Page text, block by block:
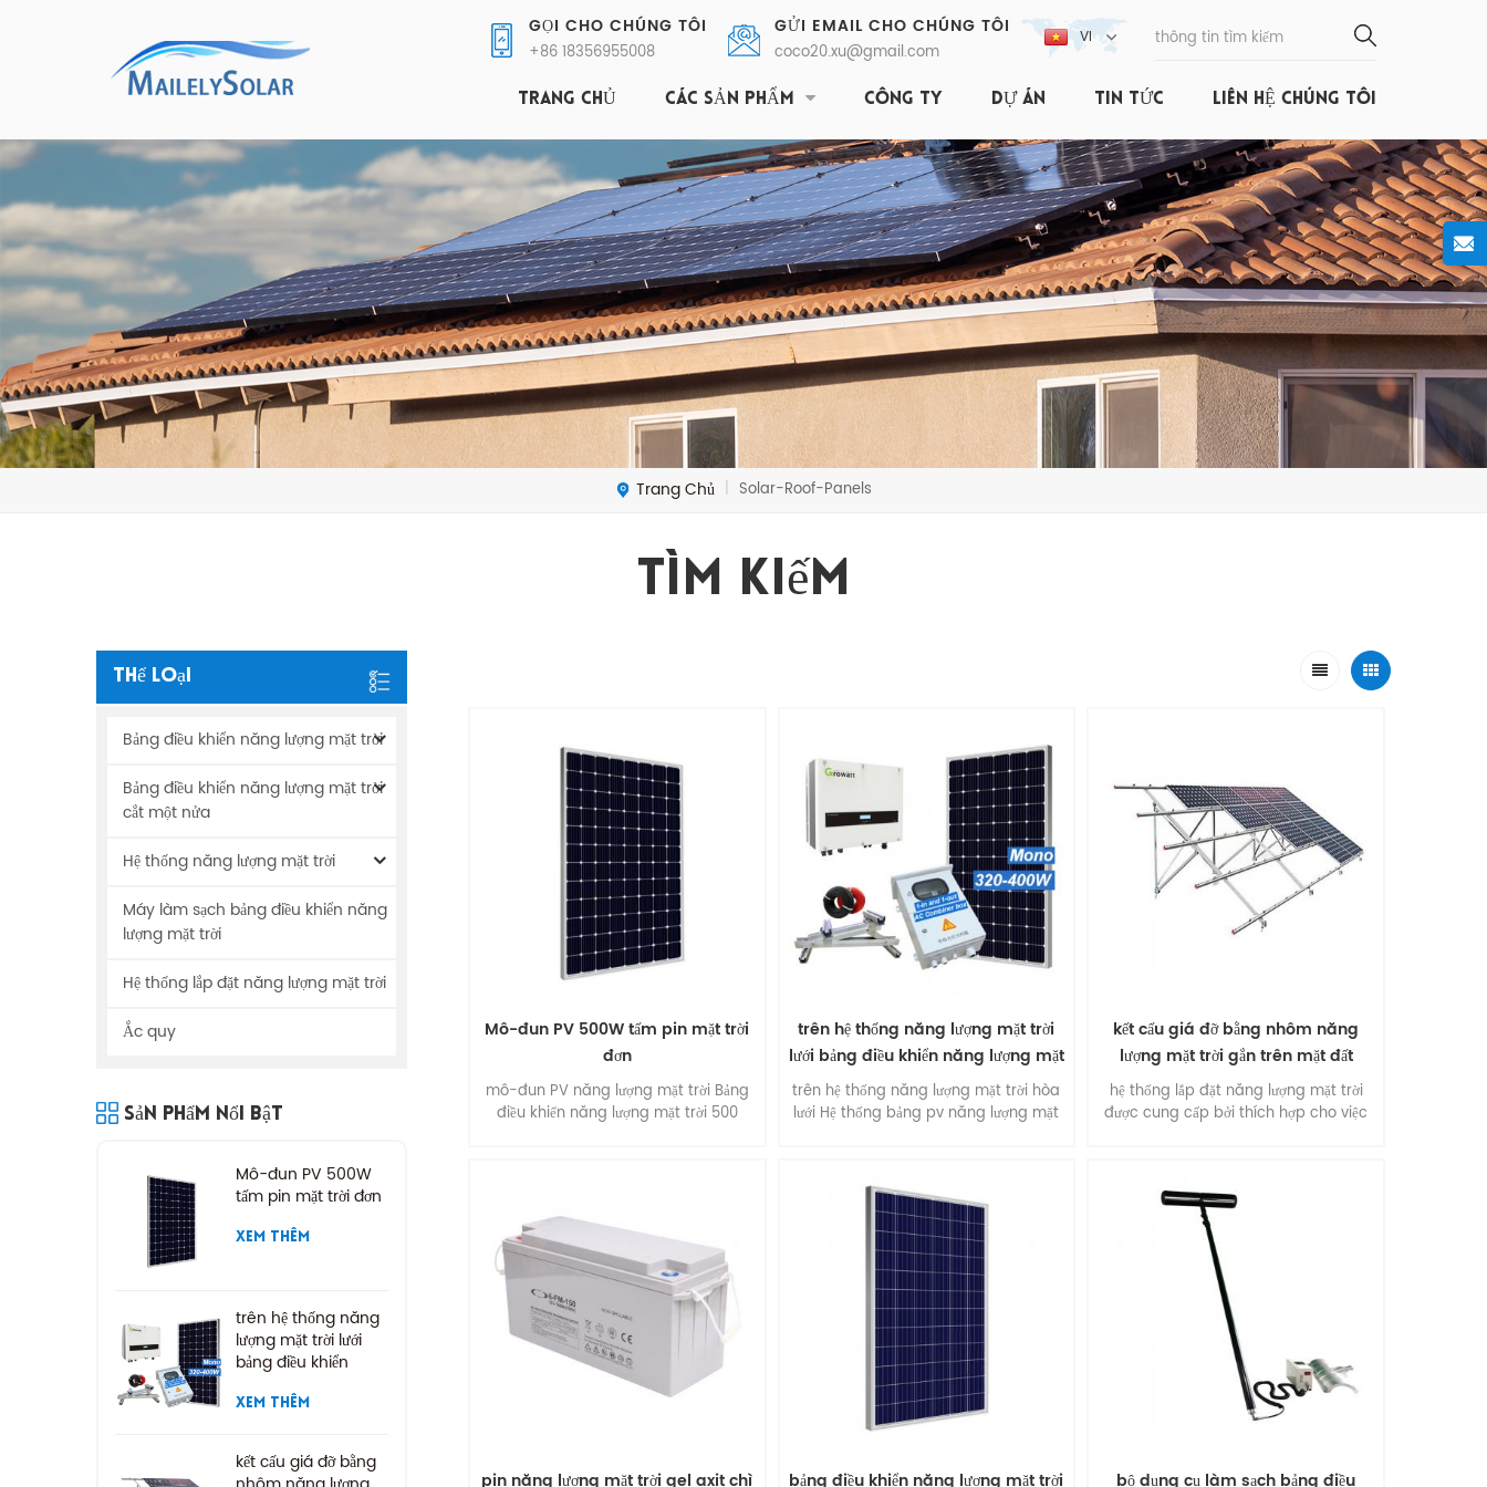
VI
GỌI CHO CHÚNG TÔI
+86 18356955008
GỬI EMAIL CHO CHÚNG TÔI
coco20.xu@gmail.com
TRANG CHỦ CÁC SẢN PHẨM CÔNG TY DỰ ÁN TIN TỨC LIÊN HỆ CHÚNG TÔI
Trang Chủ | Solar-Roof-Panels
Tìm Kiếm
Thể Loại
Bảng điều khiển năng lượng mặt trời
Bảng điều khiển năng lượng mặt trời
cắt một nửa
Hệ thống năng lượng mặt trời
Máy làm sạch bảng điều khiển năng
lượng mặt trời
Hệ thống lắp đặt năng lượng mặt trời
Ắc quy
Sản Phẩm Nổi Bật
Mô-đun PV 500W
tấm pin mặt trời đơn
XEM THÊM
trên hệ thống năng
lượng mặt trời lưới
bảng điều khiển
XEM THÊM
kết cấu giá đỡ bằng
Mô-đun PV 500W tấm pin mặt trời
đơn
mô-đun PV năng lượng mặt trời Bảng
điều khiển năng lượng mặt trời 500
trên hệ thống năng lượng mặt trời
lưới bảng điều khiển năng lượng mặt
trời
trên hệ thống năng lượng mặt trời hòa
lưới Hệ thống bảng pv năng lượng mặt
kết cấu giá đỡ bằng nhôm năng
lượng mặt trời gắn trên mặt đất
hệ thống lắp đặt năng lượng mặt trời
được cung cấp bởi thích hợp cho việc
và độ chính xác , hiệu suất môi trường
đặc biệt , chất lượng suprtb .
pin năng lượng mặt trời gel axit chì
bảng điều khiển năng lượng mặt trời
bộ dụng cụ làm sạch bảng điều